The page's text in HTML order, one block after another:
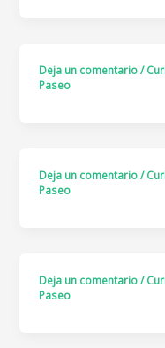
Deja un comentario /
Paseo
Deja un comentario /
Paseo
Deja un comentario /
Paseo